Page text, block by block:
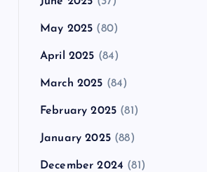
May 2025 (80)
April 2025 (84)
March 2025 (84)
February 2025 (81)
January 2025(88)
December 2024 (81)